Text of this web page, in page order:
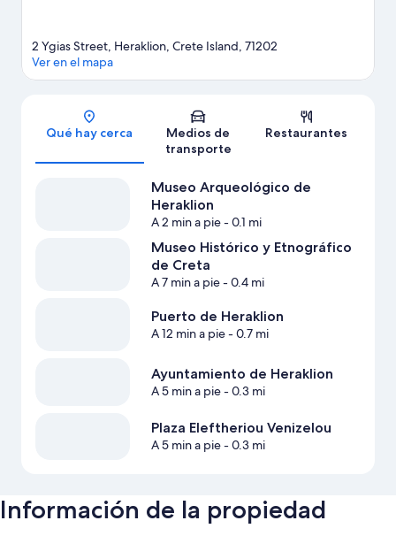
Sección del mapa
2 Ygias Street, Heraklion, Crete Island, 71202
Ver en el mapa
Qué hay cerca
Medios de
transporte
Restaurantes
Museo Arqueológico de
Heraklion
A 2 min a pie- 0.1 mi
Museo Histórico y Etnográfico
de Creta
A 7 min a pie- 0.4 mi
Puerto de Heraklion
A 12 min a pie- 0.7 mi
Ayuntamiento de Heraklion
A 5 min a pie- 0.3 mi
Plaza Eleftheriou Venizelou
A 5 min a pie- 0.3 mi
Información de la propiedad